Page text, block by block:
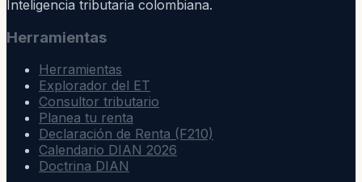
Inteligencia tributaria colombiana.
Herramientas
Herramientas
Explorador del ET
Consultor tributario
Planea tu renta
Declaración de Renta (F210)
Calendario DIAN 2026
Doctrina DIAN